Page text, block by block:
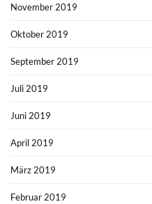
November 2019
Oktober 2019
September 2019
Juli 2019
Juni 2019
April 2019
März 2019
Februar 2019